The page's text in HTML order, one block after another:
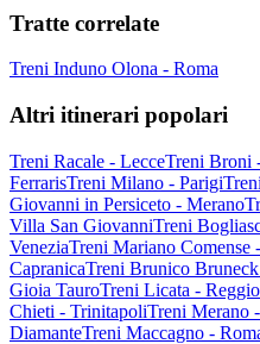
Tratte correlate
Treni Induno Olona - Roma
Altri itinerari popolari
Treni Racale - LecceTreni Broni
FerrarisTreni Milano - Parigi
Giovanni in Persiceto - Merano
Villa San GiovanniTreni
VeneziaTreni Mariano Comense
CapranicaTreni Brunico
Gioia TauroTreni Licata -
Chieti - TrinitapoliTreni Merano
DiamanteTreni Maccagno -